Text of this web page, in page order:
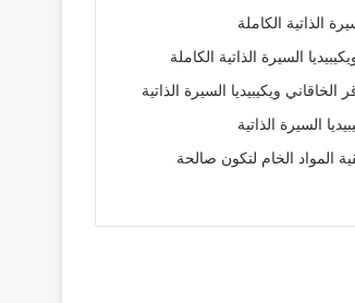
الذاتية الكاملة
السيرة الذاتية الكاملة
ويكيبيديا السيرة الذاتية
السيرة الذاتية
المواد الخام لتكون صالحة